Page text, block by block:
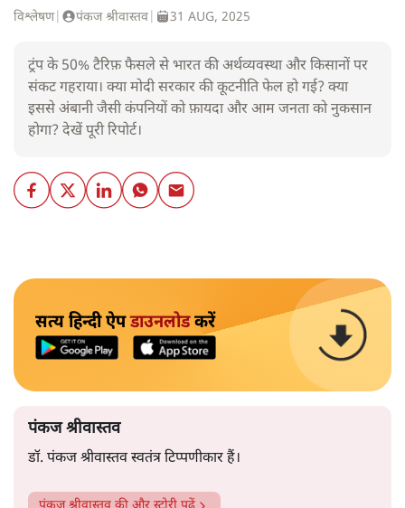
विश्लेषण| पंकज श्रीवास्तव 31 AUG, 2025
ट्रंप के 50% टैरिफ़ फैसले से भारत की अर्थव्यवस्था और किसानों पर
संकट गहराया। क्या मोदी सरकार की कूटनीति फेल हो गई? क्या
इससे अंबानी जैसी कंपनियों को फ़ायदा और आम जनता को नुकसान
होगा? देखें पूरी रिपोर्ट।
सत्य हिन्दी ऐपडाउनलोडकरें
पंकज श्रीवास्तव
डॉ. पंकज श्रीवास्तव स्वतंत्र टिप्पणीकार हैं।